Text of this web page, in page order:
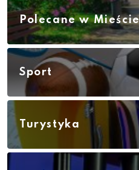
Polecane w Mieście
Sport
Turystyka